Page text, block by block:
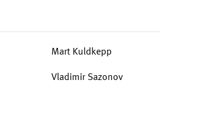
Mart Kuldkepp
Vladimir Sazonov